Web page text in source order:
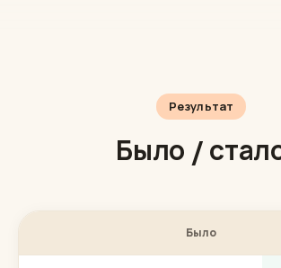
Результат
Было /
Было